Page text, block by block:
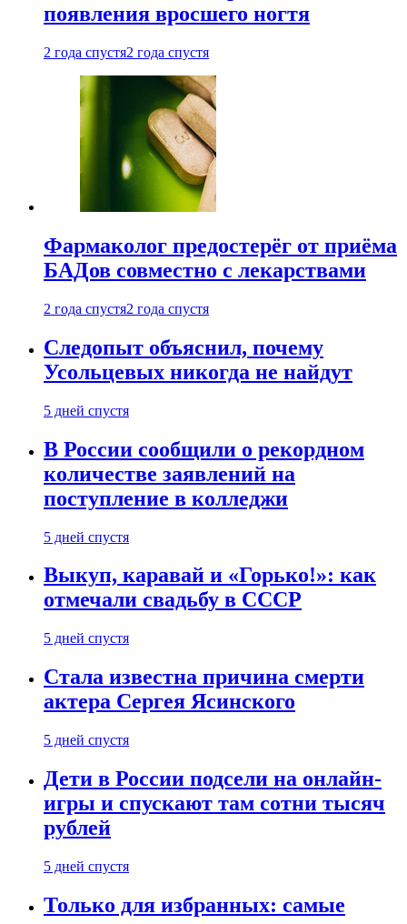
появления вросшего ногтя
2 года спустя2 года спустя
Фармаколог предостерёг от приёма
БАДов совместно с лекарствами
2 года спустя2 года спустя
Следопыт объяснил, почему
Усольцевых никогда не найдут
5 дней спустя
В России сообщили о рекордном
количестве заявлений на
поступление в колледжи
5 дней спустя
Выкуп, каравай и «Горько!»: как
отмечали свадьбу в СССР
5 дней спустя
Стала известна причина смерти
актера Сергея Ясинского
5 дней спустя
Дети в России подсели на онлайн-
игры и спускают там сотни тысяч
рублей
5 дней спустя
Только для избранных: самые